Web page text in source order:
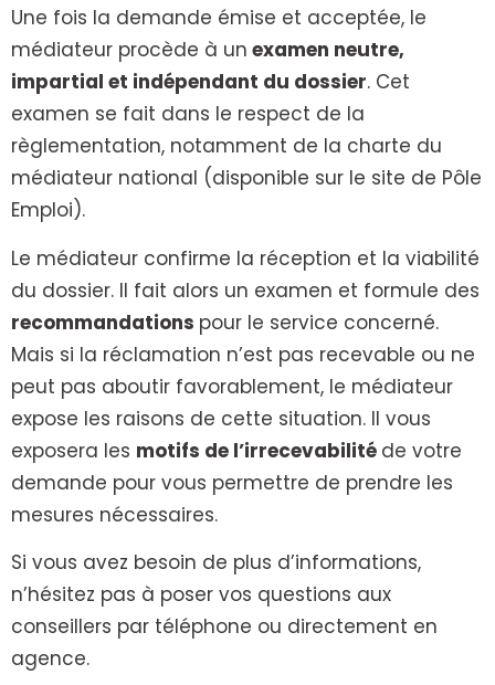
Une fois la demande émise et acceptée, le
médiateur procède à un examen neutre,
impartial et indépendant du dossier. Cet
examen se fait dans le respect de la
règlementation, notamment de la charte du
médiateur national (disponible sur le site de Pôle
Emploi).
Le médiateur confirme la réception et la viabilité
du dossier. Il fait alors un examen et formule des
recommandations pour le service concerné.
Mais si la réclamation n’est pas recevable ou ne
peut pas aboutir favorablement, le médiateur
expose les raisons de cette situation. Il vous
exposera les motifs de l’irrecevabilité de votre
demande pour vous permettre de prendre les
mesures nécessaires.
Si vous avez besoin de plus d’informations,
n’hésitez pas à poser vos questions aux
conseillers par téléphone ou directement en
agence.